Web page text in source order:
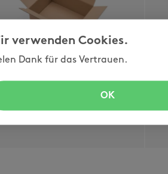
opti-speedbox
blitzschneller
verwenden Cookies.
Dank für das Vertrauen.
OK